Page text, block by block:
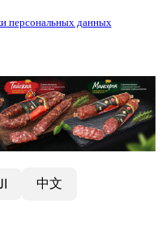
персональных данных
中文